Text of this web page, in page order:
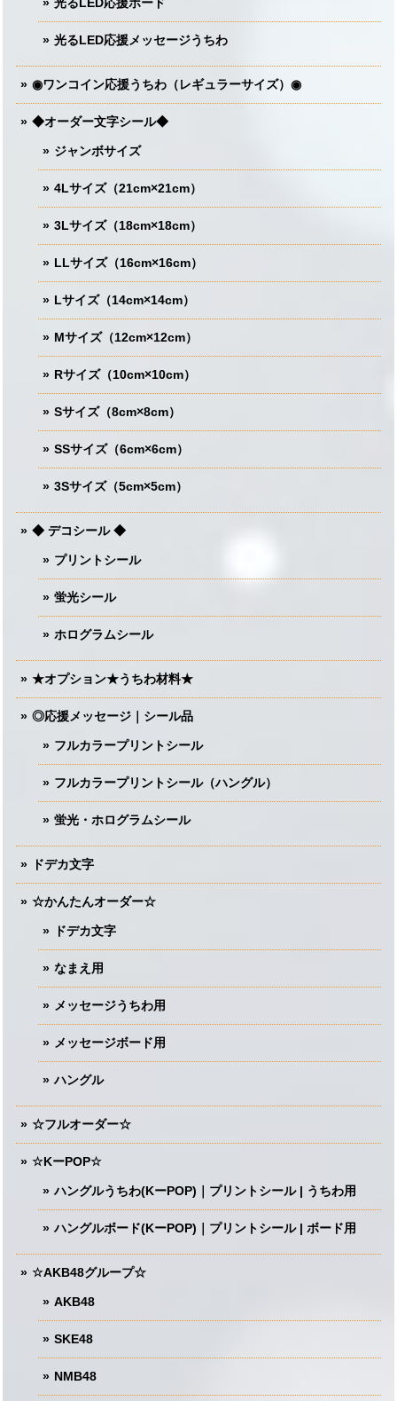
光るLED応援メッセージうちわ
◉ワンコイン応援うちわ（レギュラーサイズ）◉
◆オーダー文字シール◆
ジャンボサイズ
4Lサイズ（21cm×21cm）
3Lサイズ（18cm×18cm）
LLサイズ（16cm×16cm）
Lサイズ（14cm×14cm）
Mサイズ（12cm×12cm）
Rサイズ（10cm×10cm）
Sサイズ（8cm×8cm）
SSサイズ（6cm×6cm）
3Sサイズ（5cm×5cm）
◆ デコシール ◆
プリントシール
蛍光シール
ホログラムシール
★オプション★うちわ材料★
◎応援メッセージ｜シール品
フルカラープリントシール
フルカラープリントシール（ハングル）
蛍光・ホログラムシール
ドデカ文字
☆かんたんオーダー☆
ドデカ文字
なまえ用
メッセージうちわ用
メッセージボード用
ハングル
☆フルオーダー☆
☆KーPOP☆
ハングルうちわ(KーPOP)｜プリントシール | うちわ用
ハングルボード(KーPOP)｜プリントシール | ボード用
☆AKB48グループ☆
AKB48
SKE48
NMB48